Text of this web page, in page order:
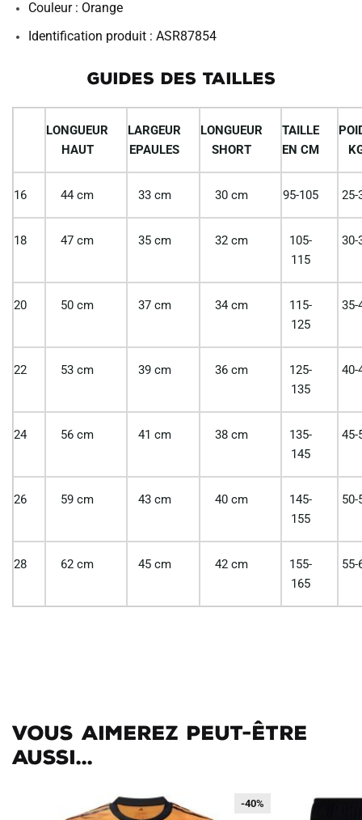
Couleur : Orange
Identification produit : ASR87854
GUIDES DES TAILLES
LONGUEUR
HAUT
LARGEUR
EPAULES
LONGUEUR
SHORT
TAILLE
EN CM
16 44 cm 33 cm 30 cm 95-105 25-
18 47 cm 35 cm 32 cm
105-
115
30-
20 50 cm 37 cm 34 cm
115-
125
35-
22 53 cm 39 cm 36 cm
125-
135
40-
24 56 cm 41 cm 38 cm
135-
145
45-
26 59 cm 43 cm 40 cm
145-
155
50-
28 62 cm 45 cm 42 cm
155-
165
55-
Vous aimerez peut-être
aussi...
-40%
-40%